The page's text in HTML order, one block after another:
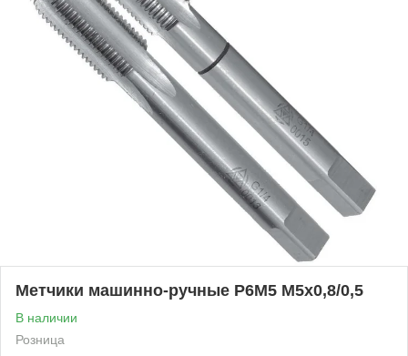
Метчики машинно-ручные Р6М5 M5x0,8/0,5
В наличии
Розница